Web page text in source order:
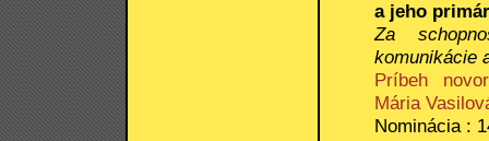
a jeho
Za
komunikácie
Príbeh
Mária
Nominácia :